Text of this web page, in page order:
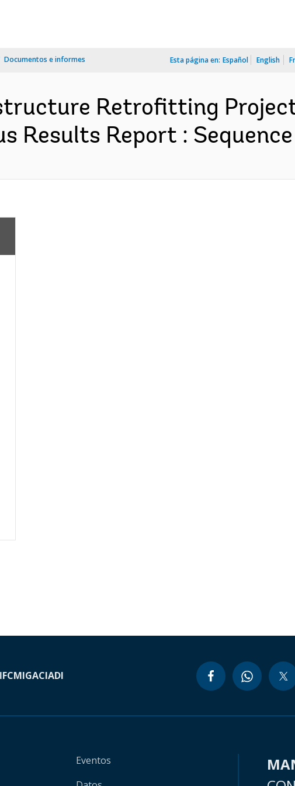
Documentos e informes Esta página en: Español English
Retrofitting
Results Report :
IFCMIGACIADI
Eventos